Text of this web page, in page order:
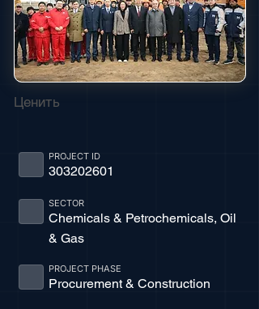
Ценить
303202601
PROJECT ID
Chemicals & Petrochemicals, Oil
& Gas
SECTOR
Procurement & Construction
PROJECT PHASE